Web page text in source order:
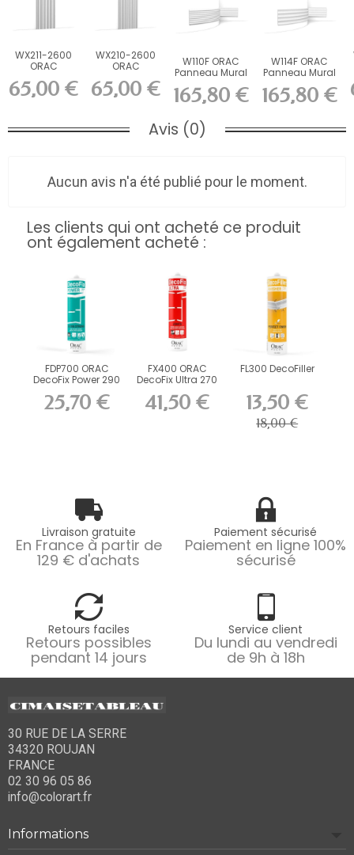
WX211-2600
ORAC
Panneau
mural 3D
Purotouch...
65,00 €
WX210-2600
ORAC
Panneau
mural 3D
Purotouch...
65,00 €
W110F ORAC
Panneau Mural
FLEX 3D Flex
L200...
165,80 €
W114F ORAC
Panneau Mural
FLEX 3D Flex
L200...
165,80 €
Avis (0)
Aucun avis n'a été publié pour le moment.
Les clients qui ont acheté ce produit
ont également acheté :
FDP700 ORAC
DecoFix Power 290
25,70 €
FX400 ORAC
DecoFix Ultra 270
41,50 €
FL300 DecoFiller
13,50 €
18,00 €
Livraison gratuite
En France à partir de
129 € d'achats
Paiement sécurisé
Paiement en ligne 100%
sécurisé
Retours faciles
Retours possibles
pendant 14 jours
Service client
Du lundi au vendredi
de 9h à 18h
30 RUE DE LA SERRE
34320 ROUJAN
FRANCE
02 30 96 05 86
info@colorart.fr
Informations